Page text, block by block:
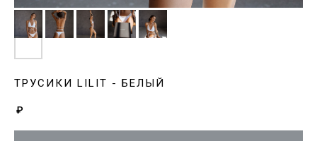
ТРУСИКИ LILIT - БЕЛЫЙ
₽